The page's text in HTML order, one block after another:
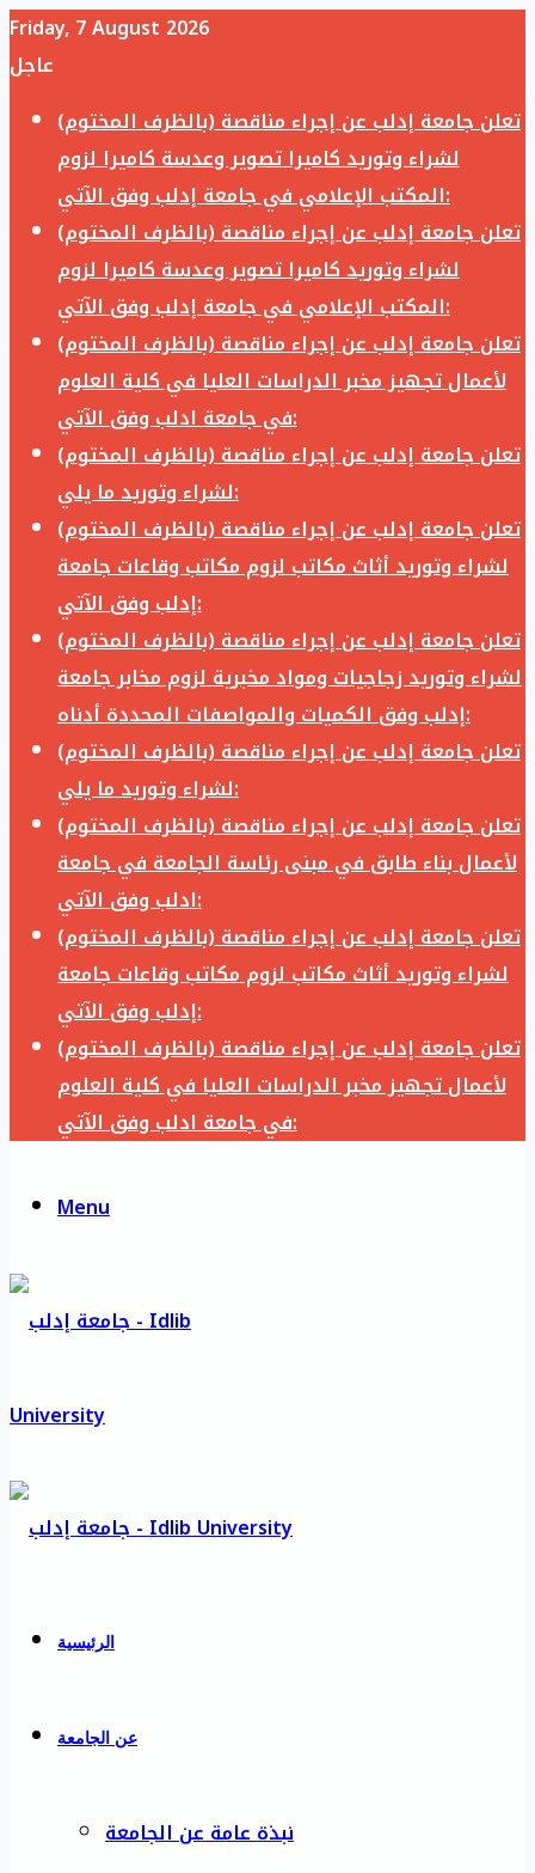
Friday, 7 August 2026
عاجل
تعلن جامعة إدلب عن إجراء مناقصة (بالظرف المختوم)
لشراء وتوريد كاميرا تصوير وعدسة كاميرا لزوم
المكتب الإعلامي في جامعة إدلب وفق الآتي:
تعلن جامعة إدلب عن إجراء مناقصة (بالظرف المختوم)
لشراء وتوريد كاميرا تصوير وعدسة كاميرا لزوم
المكتب الإعلامي في جامعة إدلب وفق الآتي:
تعلن جامعة إدلب عن إجراء مناقصة (بالظرف المختوم)
لأعمال تجهيز مخبر الدراسات العليا في كلية العلوم
في جامعة ادلب وفق الآتي:
تعلن جامعة إدلب عن إجراء مناقصة (بالظرف المختوم)
لشراء وتوريد ما يلي:
تعلن جامعة إدلب عن إجراء مناقصة (بالظرف المختوم)
لشراء وتوريد أثاث مكاتب لزوم مكاتب وقاعات جامعة
إدلب وفق الآتي:
تعلن جامعة إدلب عن إجراء مناقصة (بالظرف المختوم)
لشراء وتوريد زجاجيات ومواد مخبرية لزوم مخابر جامعة
إدلب وفق الكميات والمواصفات المحددة أدناه:
تعلن جامعة إدلب عن إجراء مناقصة (بالظرف المختوم)
لشراء وتوريد ما يلي:
تعلن جامعة إدلب عن إجراء مناقصة (بالظرف المختوم)
لأعمال بناء طابق في مبنى رئاسة الجامعة في جامعة
ادلب وفق الآتي:
تعلن جامعة إدلب عن إجراء مناقصة (بالظرف المختوم)
لشراء وتوريد أثاث مكاتب لزوم مكاتب وقاعات جامعة
إدلب وفق الآتي:
تعلن جامعة إدلب عن إجراء مناقصة (بالظرف المختوم)
لأعمال تجهيز مخبر الدراسات العليا في كلية العلوم
في جامعة ادلب وفق الآتي:
Menu
الرئيسية
عن الجامعة
نبذة عامة عن الجامعة